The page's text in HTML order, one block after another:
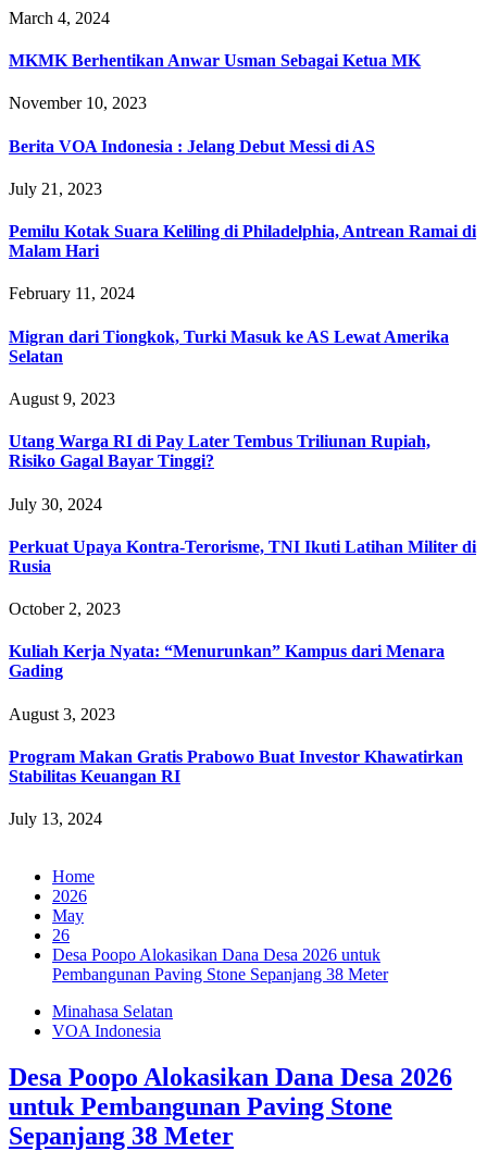
March 4, 2024
MKMK Berhentikan Anwar Usman Sebagai Ketua MK
November 10, 2023
Berita VOA Indonesia : Jelang Debut Messi di AS
July 21, 2023
Pemilu Kotak Suara Keliling di Philadelphia, Antrean Ramai di
Malam Hari
February 11, 2024
Migran dari Tiongkok, Turki Masuk ke AS Lewat Amerika
Selatan
August 9, 2023
Utang Warga RI di Pay Later Tembus Triliunan Rupiah,
Risiko Gagal Bayar Tinggi?
July 30, 2024
Perkuat Upaya Kontra-Terorisme, TNI Ikuti Latihan Militer di
Rusia
October 2, 2023
Kuliah Kerja Nyata: “Menurunkan” Kampus dari Menara
Gading
August 3, 2023
Program Makan Gratis Prabowo Buat Investor Khawatirkan
Stabilitas Keuangan RI
July 13, 2024
Home
2026
May
26
Desa Poopo Alokasikan Dana Desa 2026 untuk
Pembangunan Paving Stone Sepanjang 38 Meter‎‎
Minahasa Selatan
VOA Indonesia
Desa Poopo Alokasikan Dana Desa 2026
untuk Pembangunan Paving Stone
Sepanjang 38 Meter‎‎